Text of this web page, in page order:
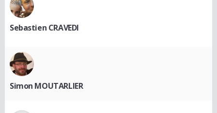
Sebastien CRAVEDI
Simon MOUTARLIER